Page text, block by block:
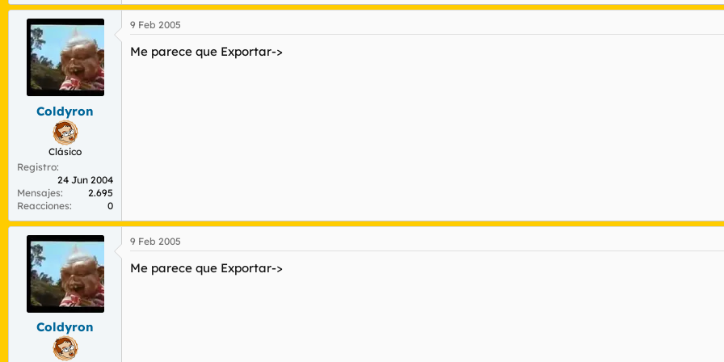
Coldyron
Clásico
Registro
24 Jun 2004
Mensajes
2.695
Reacciones
0
9 Feb 2005
Me parece que Exportar->
Coldyron
9 Feb 2005
Me parece que Exportar->